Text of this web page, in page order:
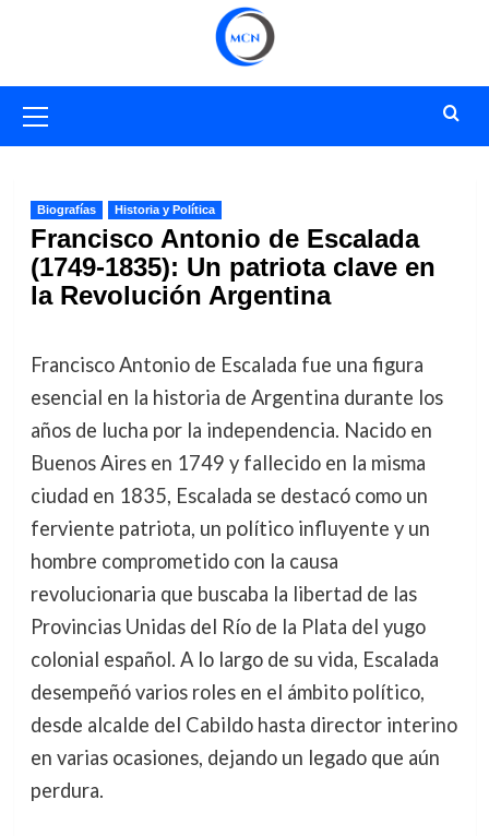
primario
Biografías Historia y Política
Francisco Antonio de Escalada
(1749-1835): Un patriota clave en
la Revolución Argentina
Francisco Antonio de Escalada fue una figura
esencial en la historia de Argentina durante los
años de lucha por la independencia. Nacido en
Buenos Aires en 1749 y fallecido en la misma
ciudad en 1835, Escalada se destacó como un
ferviente patriota, un político influyente y un
hombre comprometido con la causa
revolucionaria que buscaba la libertad de las
Provincias Unidas del Río de la Plata del yugo
colonial español. A lo largo de su vida, Escalada
desempeñó varios roles en el ámbito político,
desde alcalde del Cabildo hasta director interino
en varias ocasiones, dejando un legado que aún
perdura.